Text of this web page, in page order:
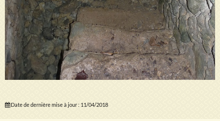
Date de dernière mise à jour : 11/04/2018